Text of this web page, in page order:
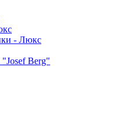
- Люкс
Berg"